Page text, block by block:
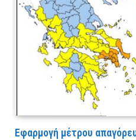
Εφαρμογή μέτρου